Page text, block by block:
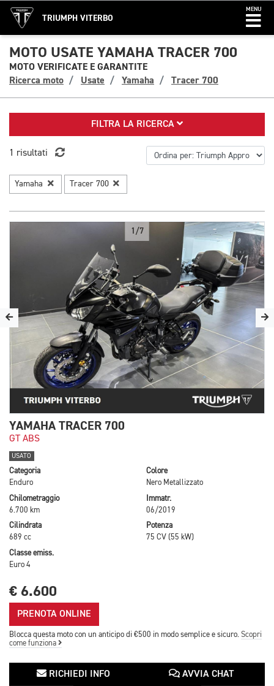
TRIUMPH VITERBO
MENU
MOTO USATE YAMAHA TRACER 700
MOTO VERIFICATE E GARANTITE
Ricerca moto
Usate Yamaha Tracer 700
FILTRA LA RICERCA
1 risultati
Yamaha Tracer 700
1/7
YAMAHA TRACER 700
GT ABS
USATO
Categoria
Enduro
Colore
Nero Metallizzato
Chilometraggio
6.700 km
Immatr.
06/2019
Cilindrata
689 cc
Potenza
75 CV (55 kW)
Classe emiss.
Euro 4
€ 6.600
PRENOTA ONLINE
Blocca questa moto con un anticipo di €500 in modo semplice e sicuro. Scopri
come funziona
RICHIEDI INFO AVVIA CHAT